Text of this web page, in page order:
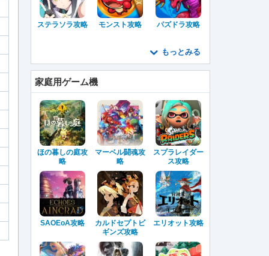
ステラソラ攻略 モンスト攻略 パズドラ攻略
もっとみる
家庭用ゲーム機
ほの暮しの庭攻
略
マーベル闘魂攻
略
スプラレイダー
ス攻略
SAOEoA攻略
カルドセプトビ
ギンズ攻略
エリオット攻略